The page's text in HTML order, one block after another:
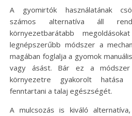
A gyomirtók használatának
számos alternatíva áll
környezetbarátabb
legnépszerűbb módszer a
magában foglalja a gyomok
vagy ásást. Bár ez a
környezetre gyakorolt
fenntartani a talaj egészségét.
A mulcsozás is kiváló